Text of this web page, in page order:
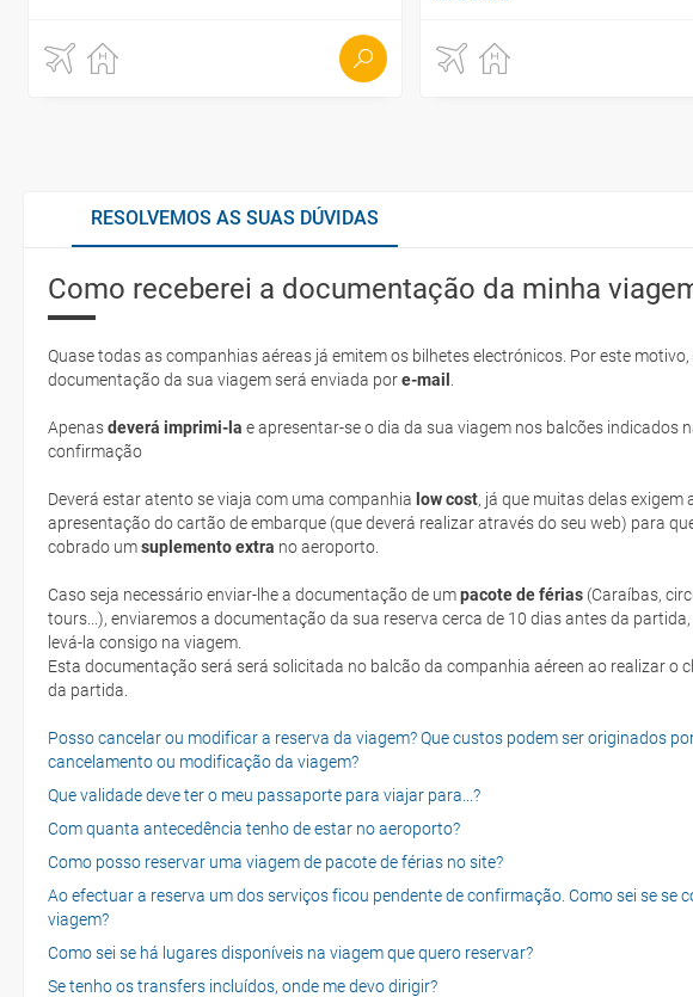
RESOLVEMOS AS SUAS DÚVIDAS
Como receberei a documentação da minha
Quase todas as companhias aéreas já emitem os bilhetes electrónicos. Por este
documentação da sua viagem será enviada pore-mail
Apenasdeverá imprimi-la e apresentar-se o dia da sua viagem nos balcões indicados
confirmação
Deverá estar atento se viaja com uma companhia low cost, já que muitas delas exigem
apresentação do cartão de embarque (que deverá realizar através do seu web) para
cobrado umsuplemento extra no aeroporto.
Caso seja necessário enviar-lhe a documentação de umpacote de férias (Caraíbas,
tours...), enviaremos a documentação da sua reserva cerca de 10 dias antes da partida,
levá-la consigo na viagem.
Esta documentação será será solicitada no balcão da companhia aéreen ao realizar o check-in no dia
da partida.
Posso cancelar ou modificar a reserva da viagem? Que custos podem ser originados
cancelamento ou modificação da viagem?
Que validade deve ter o meu passaporte para viajar para...?
Com quanta antecedência tenho de estar no aeroporto?
Como posso reservar uma viagem de pacote de férias no site?
Ao efectuar a reserva um dos serviços ficou pendente de confirmação. Como sei se se
viagem?
Como sei se há lugares disponíveis na viagem que quero reservar?
Se tenho os transfers incluídos, onde me devo dirigir?